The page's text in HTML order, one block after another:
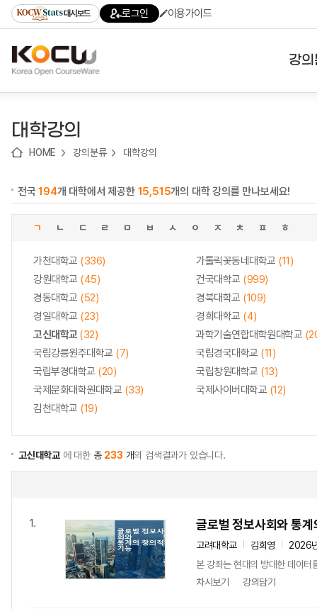
기
기
기
content)
가
대시보드 로그인 이용가이드
강
대학강의
HOME 강의분류 대학강의
전국194개 대학에서 제공한 15,515개의 대학 강의를 만나보세요!
ㄱ ㄴ ㄷ ㄹ ㅁ ㅂ ㅅ ㅇ ㅈ ㅊ ㅍ ㅎ
가천대학교 (336) 가톨릭꽃동네대학교 (11)
강원대학교 (45) 건국대학교 (999)
경동대학교 (52) 경북대학교 (109)
경일대학교 (23) 경희대학교 (4)
고신대학교(32) 과학기술연합대학원대학교
국립강릉원주대학교 (7) 국립경국대학교 (11)
국립부경대학교 (20) 국립창원대학교 (13)
국제문화대학원대학교 (33) 국제사이버대학교 (12)
김천대학교 (19)
고신대학교 에 대한 총 233 개의 검색결과가 있습니다.
1. 글로벌 정보사회와 통
고려대학교 김희영
2026
본 강좌는 현대의 방대한 데이터
차시보기
강의담기